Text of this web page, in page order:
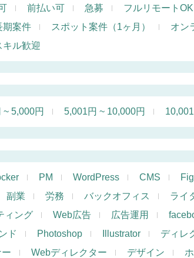
前払い可 急募 フルリモートOK
期案件 スポット案件（1ヶ月） オン
キル歓迎
~ 5,000円 5,001円 ~ 10,000円
PM WordPress CMS
副業 労務 バックオフィス ライ
ィング Web広告 広告運用
ド Photoshop Illustrator
ディレ
Webディレクター デザイン